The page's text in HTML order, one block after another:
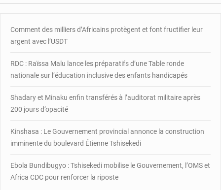
face
Super
du
Comment des milliers d’Africains protègent et font fructifier leur
argent avec l’USDT
RDC : Raïssa Malu lance les préparatifs d’une Table ronde
nationale sur l’éducation inclusive des enfants handicapés
Shadary et Minaku enfin transférés à l’auditorat militaire après
200 jours d’opacité
Kinshasa : Le Gouvernement provincial annonce la construction
imminente du boulevard Étienne Tshisekedi
Ebola Bundibugyo : Tshisekedi mobilise le Gouvernement, l’OMS et
Africa CDC pour renforcer la riposte